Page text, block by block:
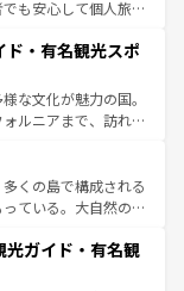
豊富。イギリスを旅
も安心して個人旅行
らではのユニークな
く町歩きも満喫する
物価も高いが、旅行
り、うまく活用すれ
ド・有名観光スポ
な文化が魅力の国。
ルニアまで、訪れる
ング、エンターテイ
だ。一方、アメリカ
ャニオンやイエロー
食が融合した独特の
域で異なる魅力を楽
くの島で構成される
ている。大自然の神
光地といえばオアフ
イ島やカウアイ島が
光ガイド・有名観